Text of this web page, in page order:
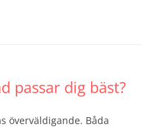
passar dig bäst?
överväldigande. Båda